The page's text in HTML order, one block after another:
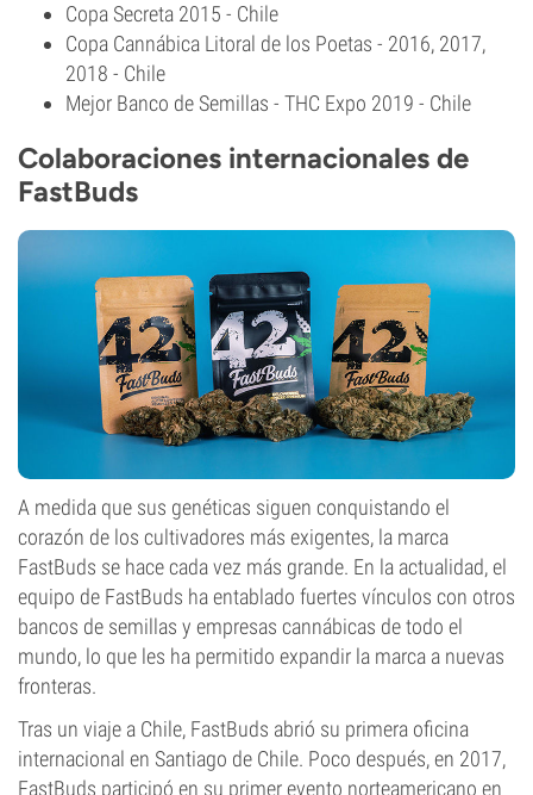
Copa Secreta 2015 - Chile
Copa Cannábica Litoral de los Poetas - 2016, 2017,
2018 - Chile
Mejor Banco de Semillas - THC Expo 2019 - Chile
Colaboraciones internacionales de
FastBuds
A medida que sus genéticas siguen conquistando el
corazón de los cultivadores más exigentes, la marca
FastBuds se hace cada vez más grande. En la actualidad, el
equipo de FastBuds ha entablado fuertes vínculos con otros
bancos de semillas y empresas cannábicas de todo el
mundo, lo que les ha permitido expandir la marca a nuevas
fronteras.
Tras un viaje a Chile, FastBuds abrió su primera oficina
internacional en Santiago de Chile. Poco después, en 2017,
FastBuds participó en su primer evento norteamericano en